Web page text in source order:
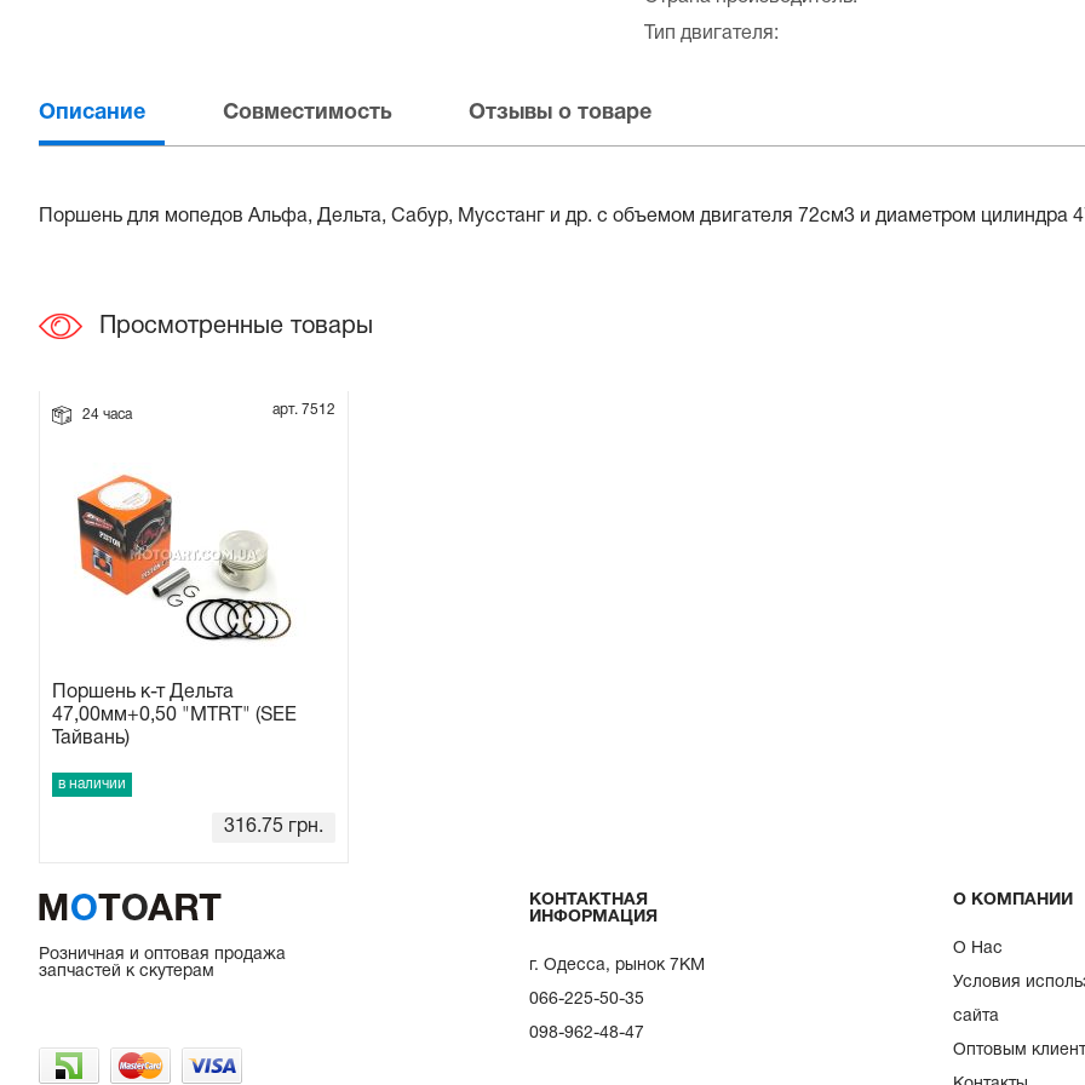
Свечи на мотоблок
Тип двигателя:
Описание Совместимость Отзывы о товаре
Поршень для мопедов Альфа, Дельта, Сабур, Мусстанг и др. с объемом двигателя 72см3 и диаметром цилиндра
Просмотренные товары
24 часа арт. 7512
Поршень к-т Дельта
47,00мм+0,50 "MTRT" (SEE
Тайвань)
в наличии
316.75 грн.
Розничная и оптовая продажа
запчастей к скутерам
КОНТАКТНАЯ
ИНФОРМАЦИЯ
г. Одесса, рынок 7КМ
066-225-50-35
098-962-48-47
О КОМПАНИИ
О Нас
Условия
сайта
Оптовым